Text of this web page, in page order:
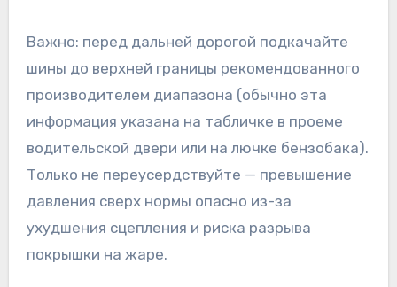
Важно: перед дальней дорогой подкачайте
шины до верхней границы рекомендованного
производителем диапазона (обычно эта
информация указана на табличке в проеме
водительской двери или на лючке бензобака).
Только не переусердствуйте — превышение
давления сверх нормы опасно из-за
ухудшения сцепления и риска разрыва
покрышки на жаре.